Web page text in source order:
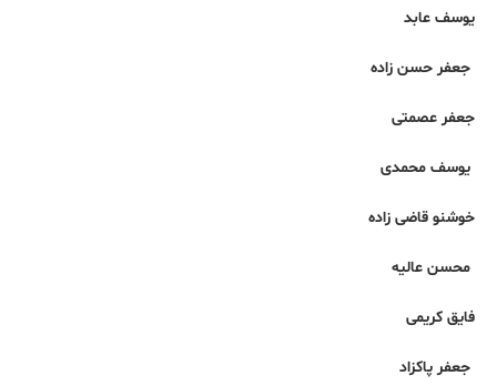
یوسف عابد
جعفر حسن زاده
جعفر عصمتی
یوسف محمدی
خوشنو قاضی زاده
محسن عالیه
فایق کریمی
جعفر پاکزاد